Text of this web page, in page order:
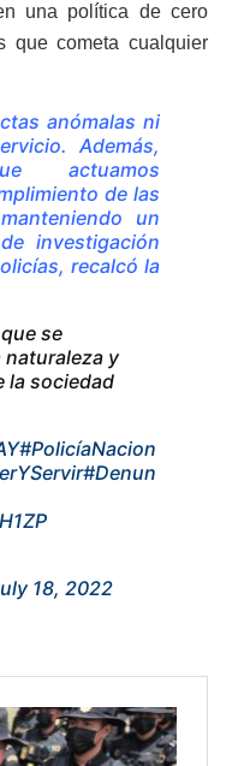
una política de cero
que cometa cualquier
anómalas ni
Además,
actuamos
de las
un
investigación
recalcó la
se
naturaleza y
la sociedad
#PolicíaNacion
#Denun
18, 2022